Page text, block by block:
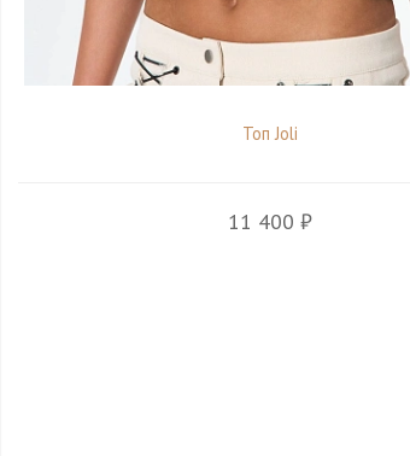
Топ Joli
11 400 ₽